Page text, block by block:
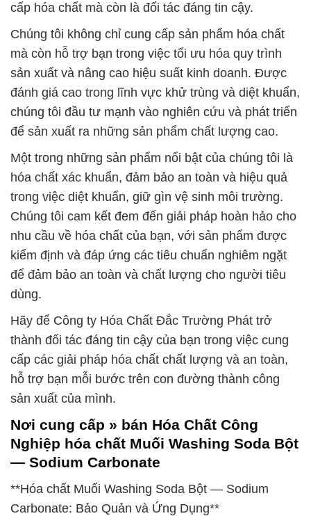
cấp hóa chất mà còn là đối tác đáng tin cậy.
Chúng tôi không chỉ cung cấp sản phẩm hóa chất
mà còn hỗ trợ bạn trong việc tối ưu hóa quy trình
sản xuất và nâng cao hiệu suất kinh doanh. Được
đánh giá cao trong lĩnh vực khử trùng và diệt khuẩn,
chúng tôi đầu tư mạnh vào nghiên cứu và phát triển
để sản xuất ra những sản phẩm chất lượng cao.
Một trong những sản phẩm nổi bật của chúng tôi là
hóa chất xác khuẩn, đảm bảo an toàn và hiệu quả
trong việc diệt khuẩn, giữ gìn vệ sinh môi trường.
Chúng tôi cam kết đem đến giải pháp hoàn hảo cho
nhu cầu về hóa chất của bạn, với sản phẩm được
kiểm định và đáp ứng các tiêu chuẩn nghiêm ngặt
để đảm bảo an toàn và chất lượng cho người tiêu
dùng.
Hãy để Công ty Hóa Chất Đắc Trường Phát trở
thành đối tác đáng tin cậy của bạn trong việc cung
cấp các giải pháp hóa chất chất lượng và an toàn,
hỗ trợ bạn mỗi bước trên con đường thành công
sản xuất của mình.
Nơi cung cấp » bán Hóa Chất Công
Nghiệp hóa chất Muối Washing Soda Bột
— Sodium Carbonate
**Hóa chất Muối Washing Soda Bột — Sodium
Carbonate: Bảo Quản và Ứng Dụng**